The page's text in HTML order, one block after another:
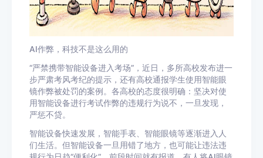
AI作弊，科技不是这么用的
“严禁携带智能设备进入考场”，近日，多所高校发布进一
步严肃考风考纪的提示，还有高校通报学生使用智能眼
镜作弊被处罚的案例。各高校的态度很明确：坚决对使
用智能设备进行考试作弊的违规行为说不，一旦发现，
严惩不贷。
智能设备快速发展，智能手表、智能眼镜等逐渐进入人
们生活。但智能设备一旦用错了地方，也可能让违法违